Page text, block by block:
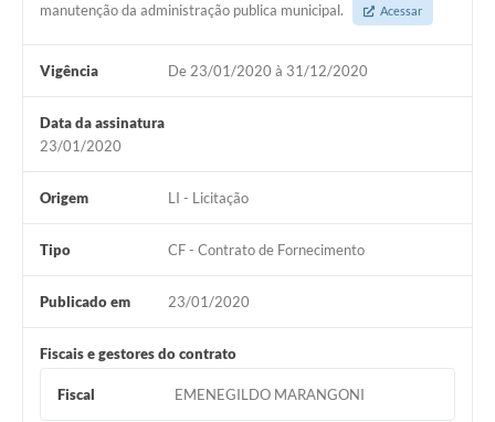
manutenção da administração publica municipal.
Acessar
Vigência De 23/01/2020 à 31/12/2020
Data da assinatura
23/01/2020
Origem LI - Licitação
Tipo CF - Contrato de Fornecimento
Publicado em 23/01/2020
Fiscais e gestores do contrato
Fiscal EMENEGILDO MARANGONI